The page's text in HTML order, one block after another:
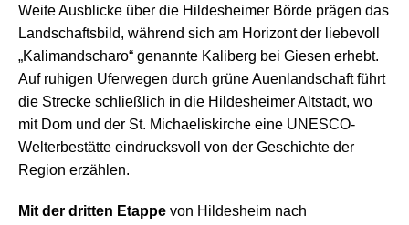
Weite Ausblicke über die Hildesheimer Börde prägen das
Landschaftsbild, während sich am Horizont der liebevoll
„Kalimandscharo“ genannte Kaliberg bei Giesen erhebt.
Auf ruhigen Uferwegen durch grüne Auenlandschaft führt
die Strecke schließlich in die Hildesheimer Altstadt, wo
mit Dom und der St. Michaeliskirche eine UNESCO-
Welterbestätte eindrucksvoll von der Geschichte der
Region erzählen.
Mit der dritten Etappe von Hildesheim nach